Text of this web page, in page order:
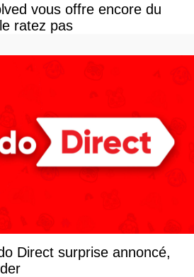
vous offre encore du
ratez pas
Direct surprise annoncé,